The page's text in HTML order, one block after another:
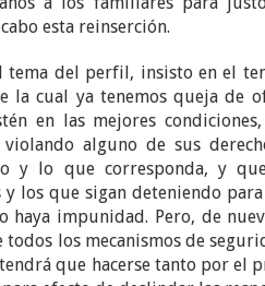
esta reinserción.
tema del perfil, insisto en el
la cual ya tenemos queja de
en las mejores
alguno de sus
y lo que corresponda, y
los que sigan deteniendo
haya impunidad. Pero, de
los mecanismos de
que hacerse tanto por el